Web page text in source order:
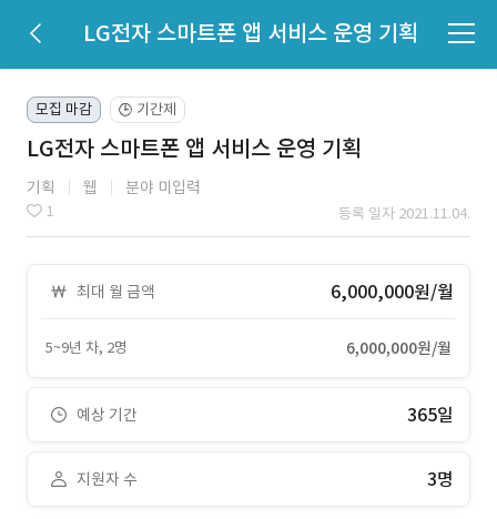
LG전자 스마트폰 앱 서비스 운영 기획
모집 마감 🕒 기간제
LG전자 스마트폰 앱 서비스 운영 기획
기획 웹 분야 미입력
1 등록 일자 2021.11.04.
최대 월 금액 6,000,000원/월
5~9년 차, 2명 6,000,000원/월
예상 기간 365일
지원자 수 3명